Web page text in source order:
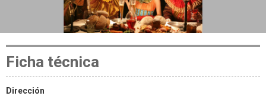
Ficha técnica
Dirección